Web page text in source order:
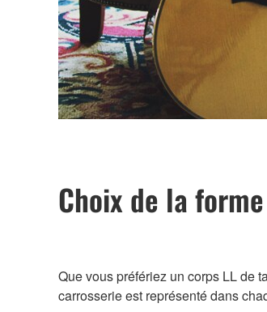
Choix de la
Que vous préfériez un corps LL de
carrosserie est représenté dans